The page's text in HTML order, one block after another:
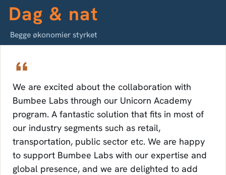
Dag & nat
Begge økonomier styrket
We are excited about the collaboration with
Bumbee Labs through our Unicorn Academy
program. A fantastic solution that fits in most of
our industry segments such as retail,
transportation, public sector etc. We are happy
to support Bumbee Labs with our expertise and
global presence, and we are delighted to add